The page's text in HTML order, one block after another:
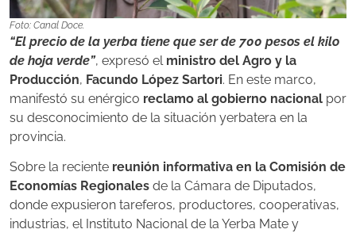
Foto: Canal Doce.
“El precio de la yerba tiene que ser de 700 pesos el kilo
de hoja verde”, expresó el ministro del Agro y la
Producción, Facundo López Sartori. En este marco,
manifestó su enérgico reclamo al gobierno nacional por
su desconocimiento de la situación yerbatera en la
provincia.
Sobre la reciente reunión informativa en la Comisión de
Economías Regionales de la Cámara de Diputados,
donde expusieron tareferos, productores, cooperativas,
industrias, el Instituto Nacional de la Yerba Mate y